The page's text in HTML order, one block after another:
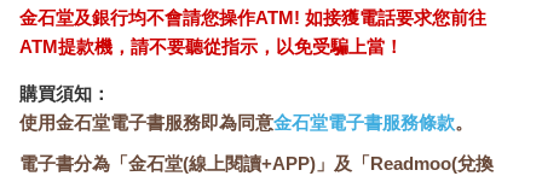
金石堂及銀行均不會請您操作ATM! 如接獲電話要求您前往
ATM提款機，請不要聽從指示，以免受騙上當！
購買須知：
使用金石堂電子書服務即為同意金石堂電子書服務條款。
電子書分為「金石堂(線上閱讀+APP)」及「Readmoo(兌換